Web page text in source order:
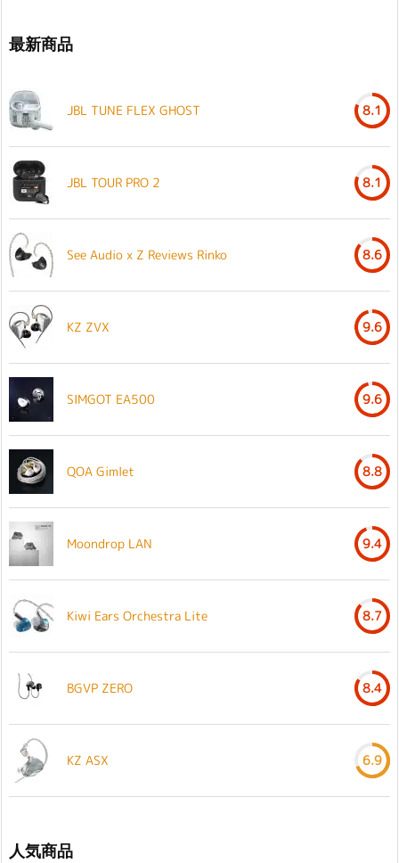
最新商品
JBL TUNE FLEX GHOST 8.1
JBL TOUR PRO 2 8.1
See Audio x Z Reviews Rinko 8.6
KZ ZVX 9.6
SIMGOT EA500 9.6
QOA Gimlet 8.8
Moondrop LAN 9.4
Kiwi Ears Orchestra Lite 8.7
BGVP ZERO 8.4
KZ ASX 6.9
人気商品